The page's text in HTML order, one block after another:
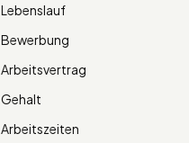
Lebenslauf
Bewerbung
Arbeitsvertrag
Gehalt
Arbeitszeiten